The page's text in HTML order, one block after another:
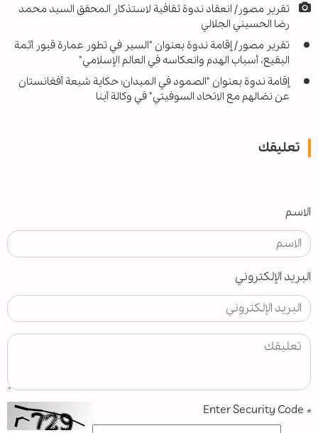
تقرير مصور/ انعقاد ندوة ثقافية لاستذكار المحقق السيد محمد
رضا الحسيني الجلالي
تقرير مصور/ إقامة ندوة بعنوان "السير في تطور عمارة قبور أئمة
البقيع، أسباب الهدم وانعكاسه في العالم الإسلامي"
إقامة ندوة بعنوان "الصمود في الميدان؛ حكاية شيعة أفغانستان
عن نضالهم مع الاتحاد السوفيتي" في وكالة أبنا
تعليقك
الاسم
البريد الإلكتروني
*